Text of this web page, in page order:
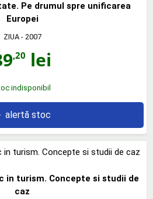
Pe drumul spre unificarea
Europei
ZIUA- 2007
,20 lei
indisponibil
alertă stoc
in turism. Concepte si studii de
caz